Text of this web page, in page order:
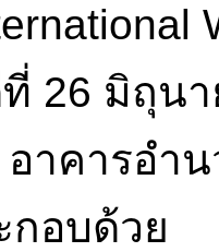
26 มิถุนา
าคารอำน
กอบด้วย